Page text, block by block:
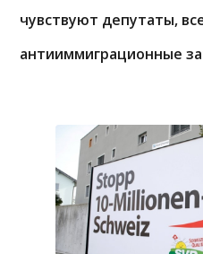
чувствуют депутаты,
антииммиграционные